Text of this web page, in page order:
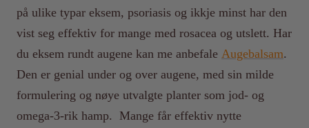
på ulike typar eksem, psoriasis og ikkje minst har den
vist seg effektiv for mange med rosacea og utslett. Har
du eksem rundt augene kan me anbefale Augebalsam.
Den er genial under og over augene, med sin milde
formulering og nøye utvalgte planter som jod- og
omega-3-rik hamp. Mange får effektiv nytte